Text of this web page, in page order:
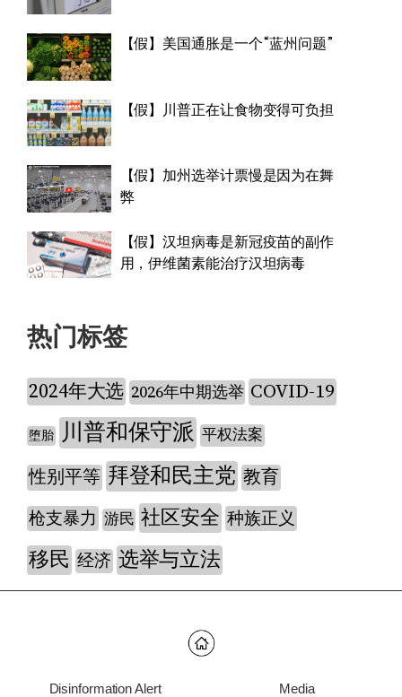
【假】美国通胀是一个“蓝州问题”
【假】川普正在让食物变得可负担
【假】加州选举计票慢是因为在舞
弊
【假】汉坦病毒是新冠疫苗的副作
用，伊维菌素能治疗汉坦病毒
热门标签
2024年大选 2026年中期选举 COVID-19
堕胎 川普和保守派 平权法案
性别平等 拜登和民主党 教育
枪支暴力 游民 社区安全 种族正义
移民 经济 选举与立法
Disinformation Alert Media